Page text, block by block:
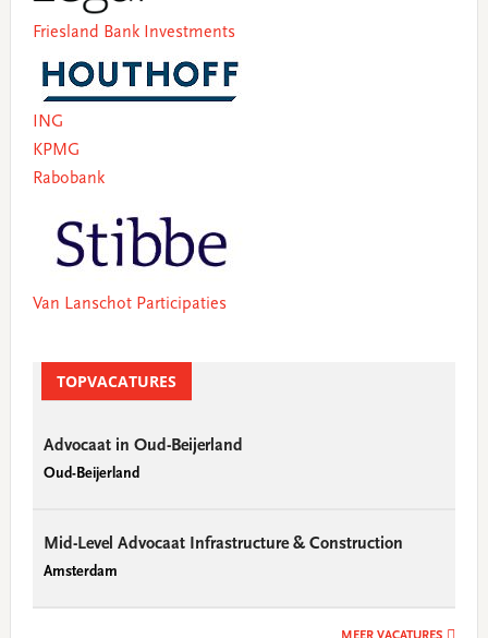
Friesland Bank Investments
ING
KPMG
Rabobank
Van Lanschot Participaties
TOPVACATURES
Advocaat in Oud-Beijerland
Oud-Beijerland
Mid-Level Advocaat Infrastructure & Construction
Amsterdam